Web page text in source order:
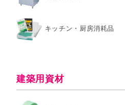
キッチン・厨房消耗品
建築用資材